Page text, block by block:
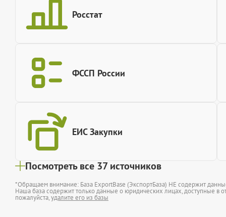
Росстат
ФССП России
ЕИС Закупки
Посмотреть все 37 источников
*Обращаем внимание: База ExportBase (ЭкспортБаза) НЕ содержит
Наша база содержит только данные о юридических лицах, доступные в
пожалуйста,удалите его из базы